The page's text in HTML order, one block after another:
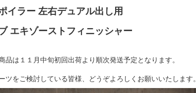
イラー 左右デュアル出し用
エキゾーストフィニッシャー
品は１１月中旬初回出荷より順次発送予定となります。
ツをご検討している皆様、どうぞよろしくお願いいたします。